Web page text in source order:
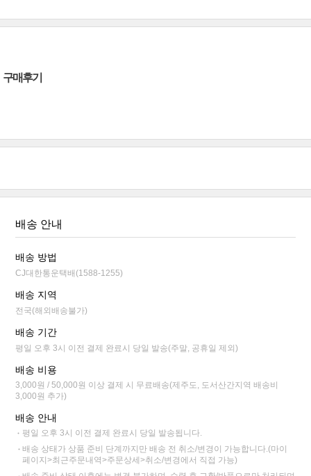
구매후기
배송 안내
배송 방법
CJ대한통운택배(1588-1255)
배송 지역
전국(해외배송불가)
배송 기간
평일 오후 3시 이전 결제 완료시 당일 발송(주말, 공휴일 제외)
배송 비용
3,000원 / 50,000원 이상 결제 시 무료배송(제주도, 도서산간지역 배송비
3,000원 추가)
배송 안내
평일 오후 3시 이전 결제 완료시 당일 발송됩니다.
배송 상태가 상품 준비 단계까지만 배송 전 취소/변경이 가능합니다.(마이
페이지>최근주문내역>주문상세>취소/변경에서 직접 가능)